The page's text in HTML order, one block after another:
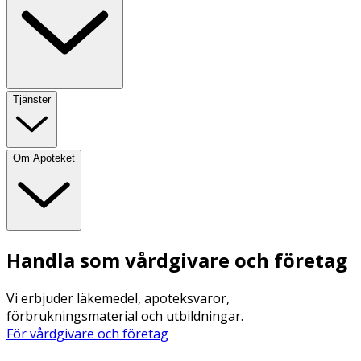
Tjänster
Om Apoteket
Handla som vårdgivare och företag
Vi erbjuder läkemedel, apoteksvaror,
förbrukningsmaterial och utbildningar.
För vårdgivare och företag